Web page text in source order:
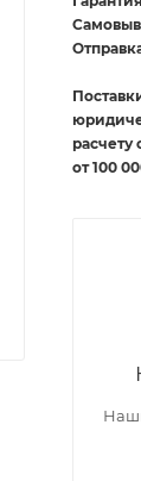
от 100